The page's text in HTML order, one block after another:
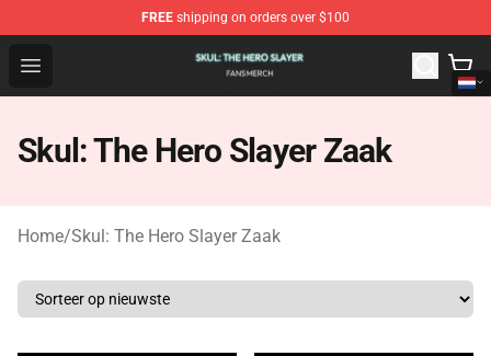
FREE shipping on orders over $100
Open menu
Skul: The Hero Slayer Shop - Official Skul: The Hero
Skul: The Hero Slayer Zaak
Home/Skul: The Hero Slayer Zaak